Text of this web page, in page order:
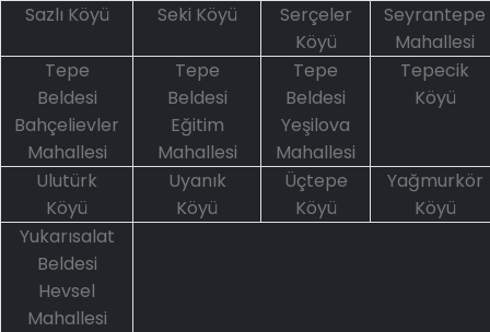
Sazlı Köyü Seki Köyü
Serçeler
Köyü
Seyrantepe
Mahallesi
Tepe
Beldesi
Bahçelievler
Mahallesi
Tepe
Beldesi
Eğitim
Mahallesi
Tepe
Beldesi
Yeşilova
Mahallesi
Tepecik
Köyü
Ulutürk
Köyü
Uyanık
Köyü
Üçtepe
Köyü
Yağmurkör
Köyü
Yukarısalat
Beldesi
Hevsel
Mahallesi